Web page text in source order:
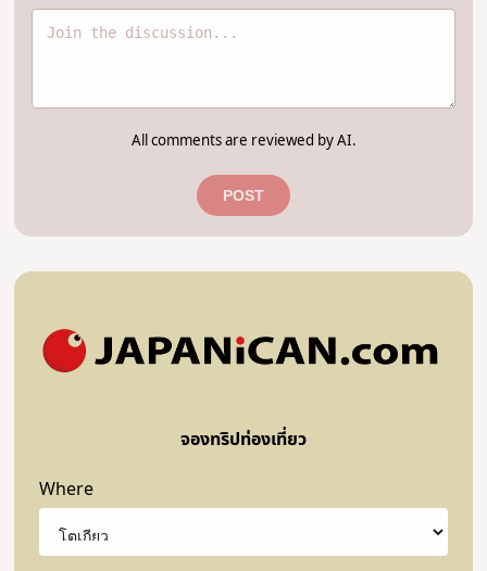
All comments are reviewed by AI.
POST
จองทริปท่องเที่ยว
Where